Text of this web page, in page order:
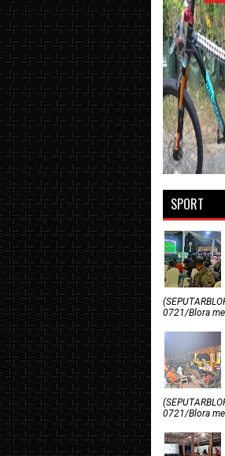
SPORT
0721/Blora
0721/Blora